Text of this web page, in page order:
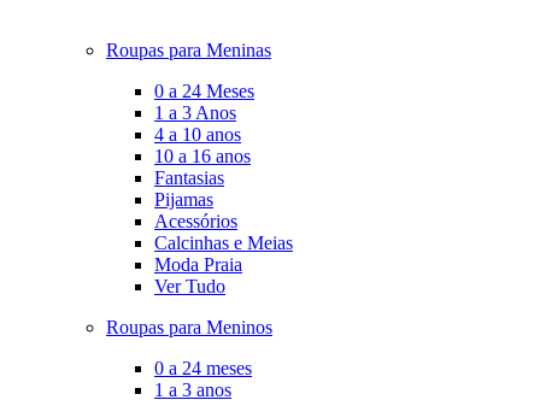
Roupas para Meninas
0 a 24 Meses
1 a 3 Anos
4 a 10 anos
10 a 16 anos
Fantasias
Pijamas
Acessórios
Calcinhas e Meias
Moda Praia
Ver Tudo
Roupas para Meninos
0 a 24 meses
1 a 3 anos